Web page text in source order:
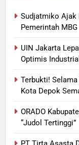
Sudjatmiko Ajak
Pemerintah MBG
UIN Jakarta
Optimis
Terbukti!
Kota Depok
ORADO
“Judol Tertinggi”